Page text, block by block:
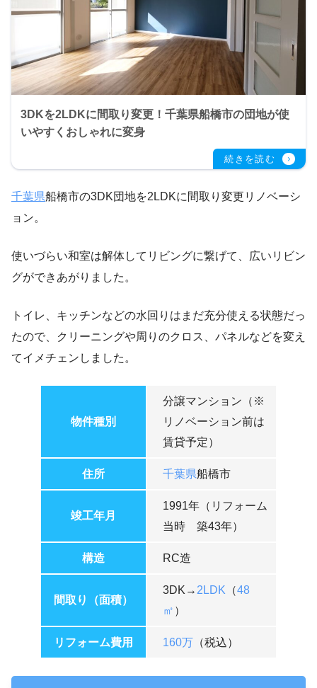
3DKを2LDKに間取り変更！千葉県船橋市の団地が使
いやすくおしゃれに変身
千葉県船橋市の3DK団地を2LDKに間取り変更リノベーシ
ョン。
使いづらい和室は解体してリビングに繋げて、広いリビン
グができあがりました。
トイレ、キッチンなどの水回りはまだ充分使える状態だっ
たので、クリーニングや周りのクロス、パネルなどを変え
てイメチェンしました。
物件種別
分譲マンション（※
リノベーション前は
賃貸予定）
住所 千葉県船橋市
竣工年月
1991年（リフォーム
当時 築43年）
構造 RC造
間取り（面積）
3DK→ 2LDK （48
㎡ ）
リフォーム費用 160万 （税込）